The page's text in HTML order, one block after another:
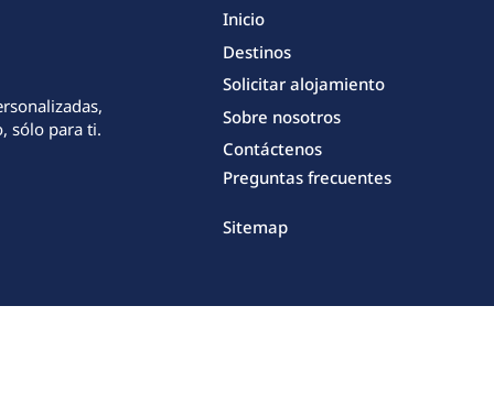
sólo para ti.
Inicio
Destinos
Solicitar alojamiento
Sobre nosotros
Contáctenos
Preguntas frecuentes
Sitemap